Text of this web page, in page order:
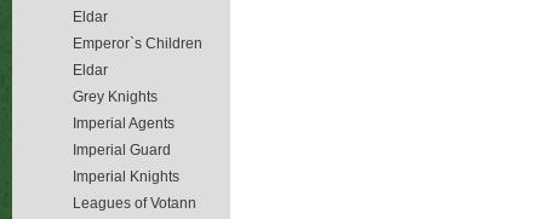
Eldar
Emperor`s Children
Eldar
Grey Knights
Imperial Agents
Imperial Guard
Imperial Knights
Leagues of Votann